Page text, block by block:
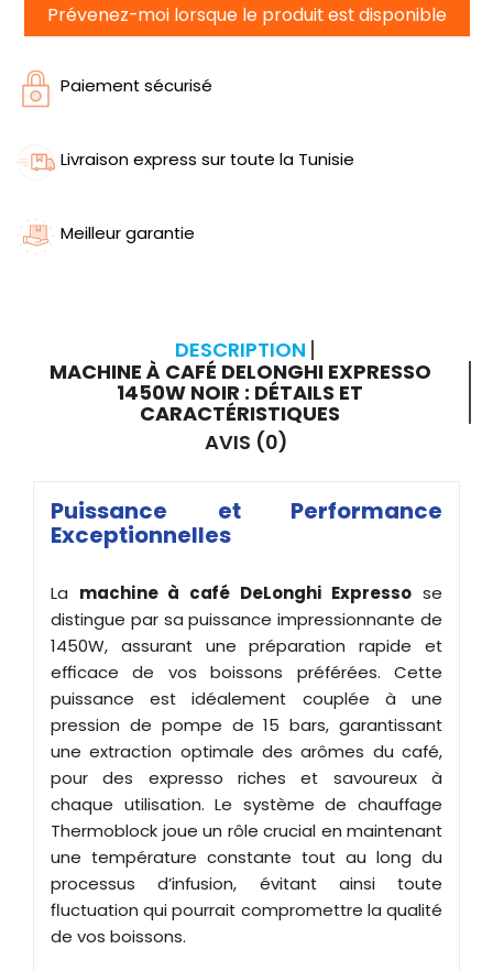
Prévenez-moi lorsque le produit est disponible
Paiement sécurisé
Livraison express sur toute la Tunisie
Meilleur garantie
DESCRIPTION
MACHINE À CAFÉ DELONGHI EXPRESSO
1450W NOIR : DÉTAILS ET
CARACTÉRISTIQUES
AVIS (0)
Puissance et Performance
Exceptionnelles
La machine à café DeLonghi Expresso se
distingue par sa puissance impressionnante de
1450W, assurant une préparation rapide et
efficace de vos boissons préférées. Cette
puissance est idéalement couplée à une
pression de pompe de 15 bars, garantissant
une extraction optimale des arômes du café,
pour des expresso riches et savoureux à
chaque utilisation. Le système de chauffage
Thermoblock joue un rôle crucial en maintenant
une température constante tout au long du
processus d’infusion, évitant ainsi toute
fluctuation qui pourrait compromettre la qualité
de vos boissons.